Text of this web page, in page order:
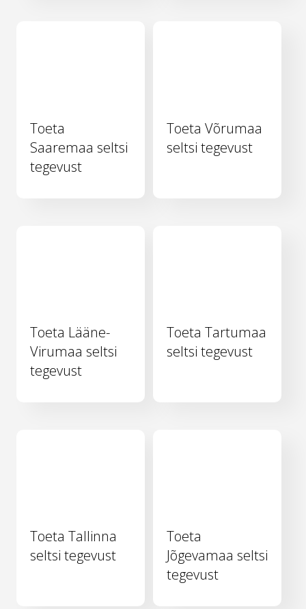
Toeta
Saaremaa seltsi
tegevust
Toeta Võrumaa
seltsi tegevust
Toeta Lääne-
Virumaa seltsi
tegevust
Toeta Tartumaa
seltsi tegevust
Toeta Tallinna
seltsi tegevust
Toeta
Jõgevamaa seltsi
tegevust